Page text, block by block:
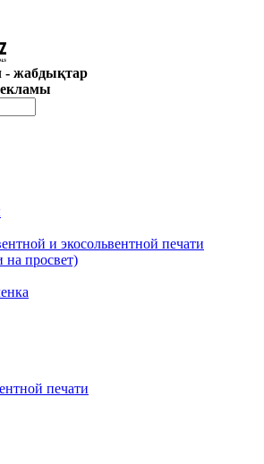
жабдықтар
и экосольвентной печати
на просвет)
печати